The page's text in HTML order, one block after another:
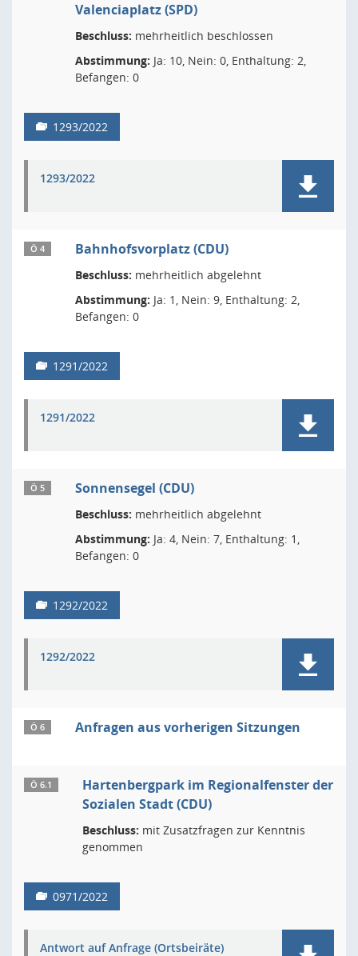
Valenciaplatz (SPD)
Beschluss: mehrheitlich beschlossen
Abstimmung: Ja: 10, Nein: 0, Enthaltung: 2,
Befangen: 0
1293/2022
1293/2022
Ö 4 Bahnhofsvorplatz (CDU)
Beschluss: mehrheitlich abgelehnt
Abstimmung: Ja: 1, Nein: 9, Enthaltung: 2,
Befangen: 0
1291/2022
1291/2022
Ö 5 Sonnensegel (CDU)
Beschluss: mehrheitlich abgelehnt
Abstimmung: Ja: 4, Nein: 7, Enthaltung: 1,
Befangen: 0
1292/2022
1292/2022
Ö 6 Anfragen aus vorherigen Sitzungen
Ö 6.1
Hartenbergpark im Regionalfenster der
Sozialen Stadt (CDU)
Beschluss: mit Zusatzfragen zur Kenntnis
genommen
0971/2022
Antwort auf Anfrage (Ortsbeiräte)